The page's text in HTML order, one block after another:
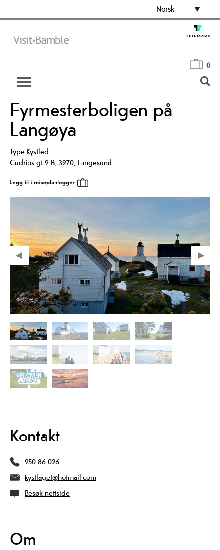
Norsk
0
Fyrmesterboligen på
Langøya
TypeKystled
Cudrios gt 9 B, 3970, Langesund
Kontakt
950 86 026
kystlaget@hotmail.com
Besøk nettside
Om